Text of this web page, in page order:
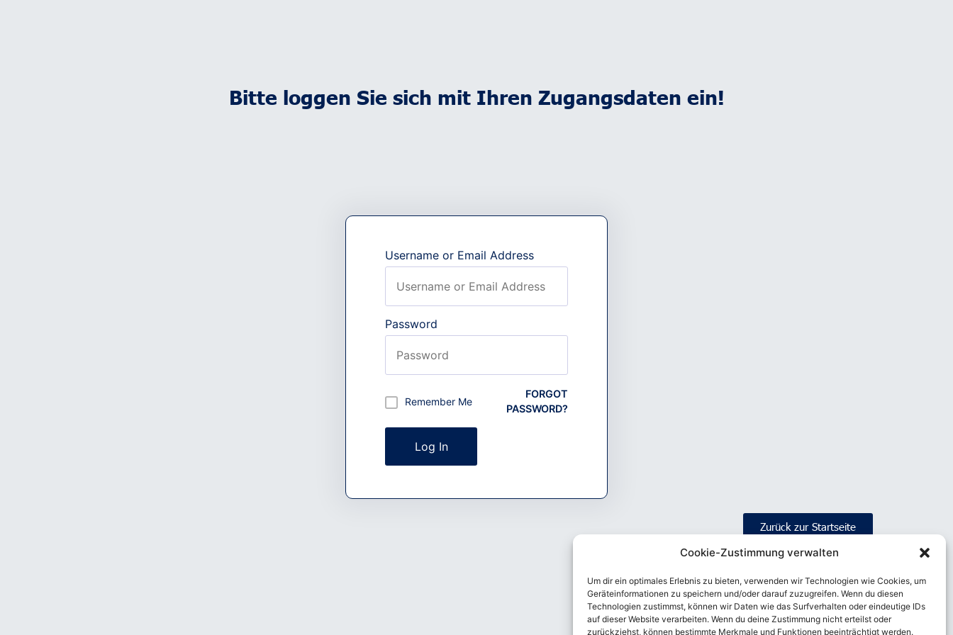
Cookie-Zustimmung verwalten
Um dir ein optimales Erlebnis zu bieten, verwenden wir Technologien wie Cookies, um
Geräteinformationen zu speichern und/oder darauf zuzugreifen. Wenn du diesen
Technologien zustimmst, können wir Daten wie das Surfverhalten oder eindeutige IDs
auf dieser Website verarbeiten. Wenn du deine Zustimmung nicht erteilst oder
zurückziehst, können bestimmte Merkmale und Funktionen beeinträchtigt werden.
Bitte loggen Sie sich mit Ihren Zugangsdaten ein!
Username or Email Address
Password
Remember Me
FORGOT
PASSWORD?
Zurück zur Startseite